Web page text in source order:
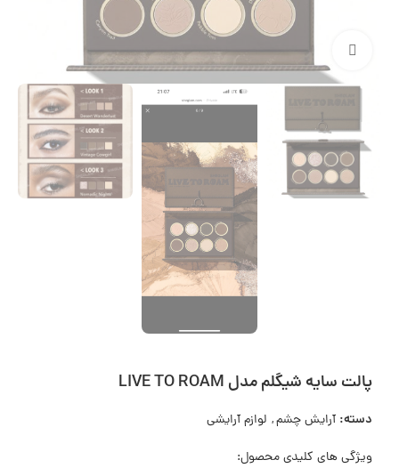
بزرگنمایی تصویر
پالت سایه شیگلم مدل LIVE TO ROAM
دسته: آرایش چشم, لوازم آرایشی
ویژگی های کلیدی محصول: